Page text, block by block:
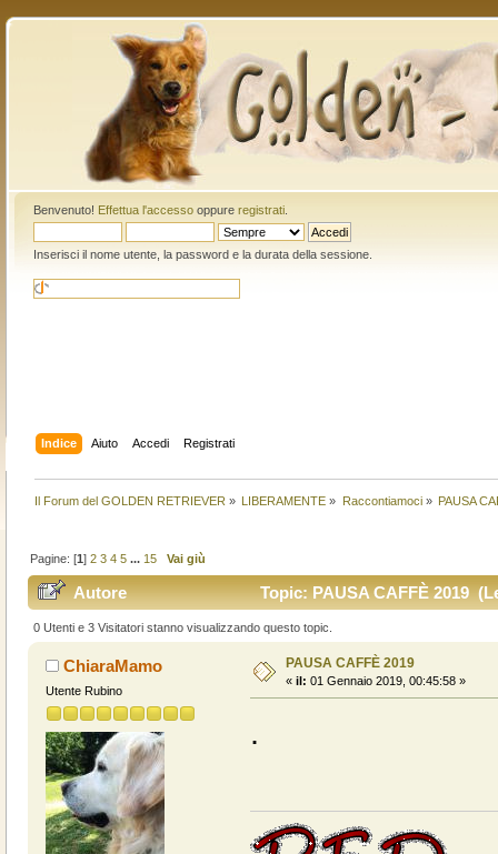
Benvenuto! Effettua l'accessooppure registrati.
Inserisci il nome utente, la password e la durata della sessione.
Indice Aiuto Accedi Registrati
Il Forum del GOLDEN RETRIEVER » LIBERAMENTE » Raccontiamoci» PAUSA
Pagine: [1]2 3 4 5 ... 15 Vai giù
Autore Topic: PAUSA CAFFÈ 2019
0 Utenti e 3 Visitatori stanno visualizzando questo topic.
ChiaraMamo
Utente Rubino
PAUSA CAFFÈ 2019
« il: 01 Gennaio 2019, 00:45:58 »
.